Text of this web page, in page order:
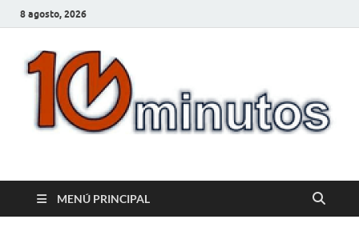
8 agosto, 2026
10minutos.com.uy
MENÚ PRINCIPAL